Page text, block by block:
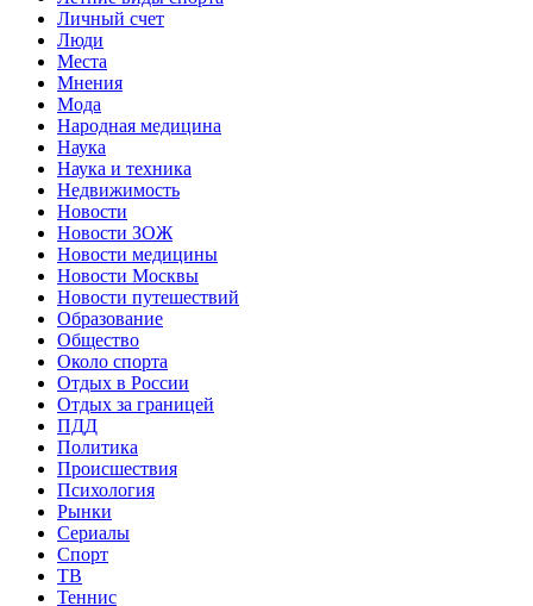
Личный счет
Люди
Места
Мнения
Мода
Народная медицина
Наука
Наука и техника
Недвижимость
Новости
Новости ЗОЖ
Новости медицины
Новости Москвы
Новости путешествий
Образование
Общество
Около спорта
Отдых в России
Отдых за границей
ПДД
Политика
Происшествия
Психология
Рынки
Сериалы
Спорт
ТВ
Теннис